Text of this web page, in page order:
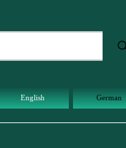
English German